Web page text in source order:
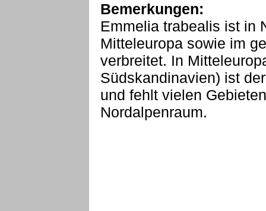
Bemerkungen:
Emmelia trabealis ist in
Mitteleuropa sowie im
verbreitet. In
Südskandinavien) ist
und fehlt vielen
Nordalpenraum.